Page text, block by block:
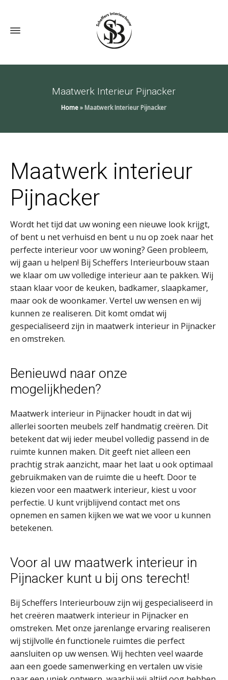
Maatwerk Interieur Pijnacker
Home»Maatwerk Interieur Pijnacker
Maatwerk interieur
Pijnacker
Wordt het tijd dat uw woning een nieuwe look krijgt,
of bent u net verhuisd en bent u nu op zoek naar het
perfecte interieur voor uw woning? Geen probleem,
wij gaan u helpen! Bij Scheffers Interieurbouw staan
we klaar om uw volledige interieur aan te pakken. Wij
staan klaar voor de keuken, badkamer, slaapkamer,
maar ook de woonkamer. Vertel uw wensen en wij
kunnen ze realiseren. Dit komt omdat wij
gespecialiseerd zijn in maatwerk interieur in Pijnacker
en omstreken.
Benieuwd naar onze
mogelijkheden?
Maatwerk interieur in Pijnacker houdt in dat wij
allerlei soorten meubels zelf handmatig creëren. Dit
betekent dat wij ieder meubel volledig passend in de
ruimte kunnen maken. Dit geeft niet alleen een
prachtig strak aanzicht, maar het laat u ook optimaal
gebruikmaken van de ruimte die u heeft. Door te
kiezen voor een maatwerk interieur, kiest u voor
perfectie. U kunt vrijblijvend contact met ons
opnemen en samen kijken we wat we voor u kunnen
betekenen.
Voor al uw maatwerk interieur in
Pijnacker kunt u bij ons terecht!
Bij Scheffers Interieurbouw zijn wij gespecialiseerd in
het creëren maatwerk interieur in Pijnacker en
omstreken. Met onze jarenlange ervaring realiseren
wij stijlvolle én functionele ruimtes die perfect
aansluiten op uw wensen. Wij hechten veel waarde
aan een goede samenwerking en vertalen uw visie